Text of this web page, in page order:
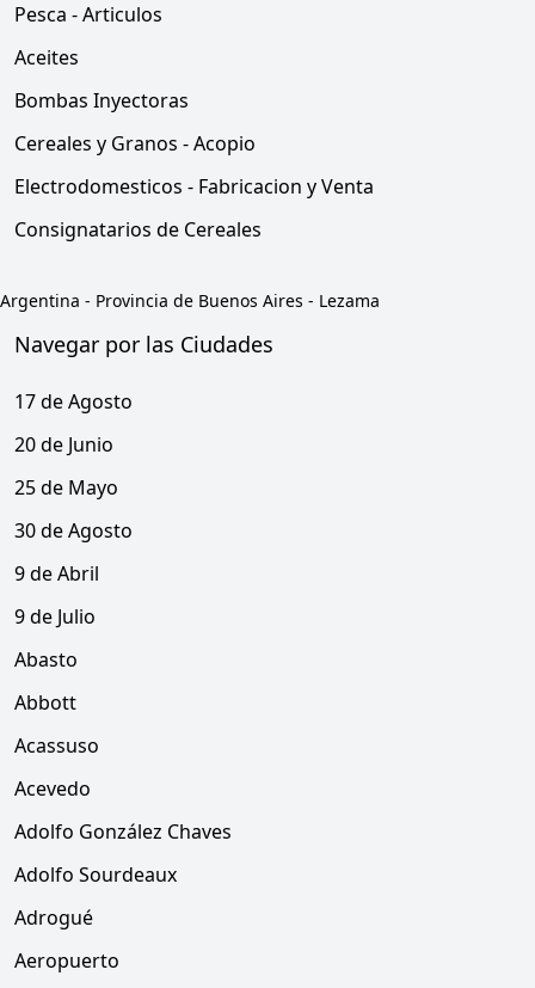
Pesca - Articulos
Aceites
Bombas Inyectoras
Cereales y Granos - Acopio
Electrodomesticos - Fabricacion y Venta
Consignatarios de Cereales
Argentina - Provincia de Buenos Aires - Lezama
Navegar por las Ciudades
17 de Agosto
20 de Junio
25 de Mayo
30 de Agosto
9 de Abril
9 de Julio
Abasto
Abbott
Acassuso
Acevedo
Adolfo González Chaves
Adolfo Sourdeaux
Adrogué
Aeropuerto